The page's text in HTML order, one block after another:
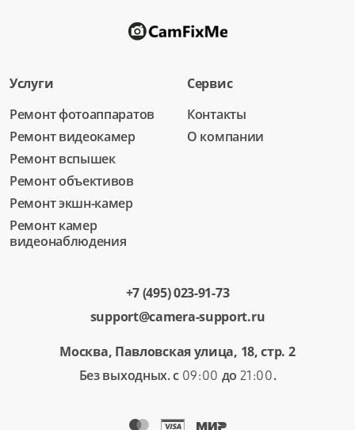
Услуги
Ремонт фотоаппаратов
Ремонт видеокамер
Ремонт вспышек
Ремонт объективов
Ремонт экшн-камер
Ремонт камер
видеонаблюдения
Сервис
Контакты
О компании
+7 (495) 023-91-73
support@camera-support.ru
Москва, Павловская улица, 18, стр. 2
Без выходных. с 09:00 до 21:00.